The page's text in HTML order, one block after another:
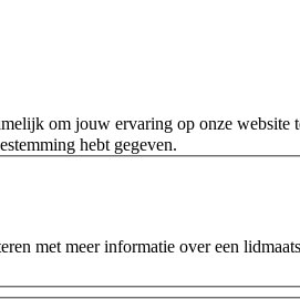
om jouw ervaring op onze website
hebt gegeven.
met meer informatie over een